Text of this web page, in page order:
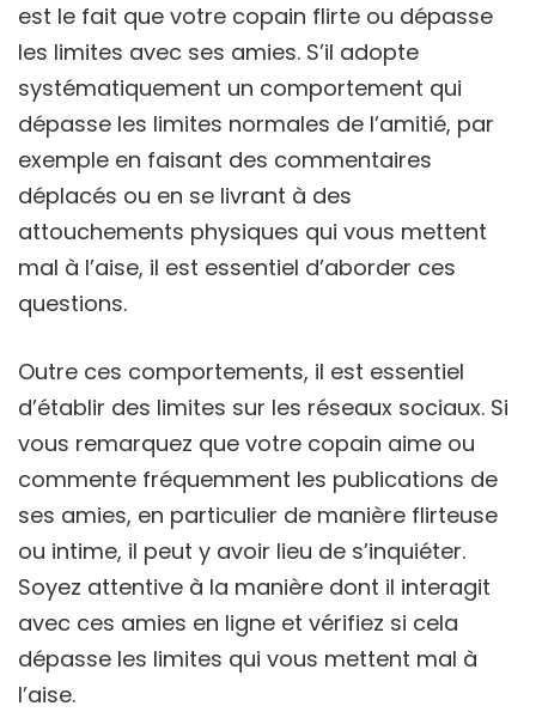
est le fait que votre copain flirte ou dépasse
les limites avec ses amies. S’il adopte
systématiquement un comportement qui
dépasse les limites normales de l’amitié, par
exemple en faisant des commentaires
déplacés ou en se livrant à des
attouchements physiques qui vous mettent
mal à l’aise, il est essentiel d’aborder ces
questions.
Outre ces comportements, il est essentiel
d’établir des limites sur les réseaux sociaux. Si
vous remarquez que votre copain aime ou
commente fréquemment les publications de
ses amies, en particulier de manière flirteuse
ou intime, il peut y avoir lieu de s’inquiéter.
Soyez attentive à la manière dont il interagit
avec ces amies en ligne et vérifiez si cela
dépasse les limites qui vous mettent mal à
l’aise.